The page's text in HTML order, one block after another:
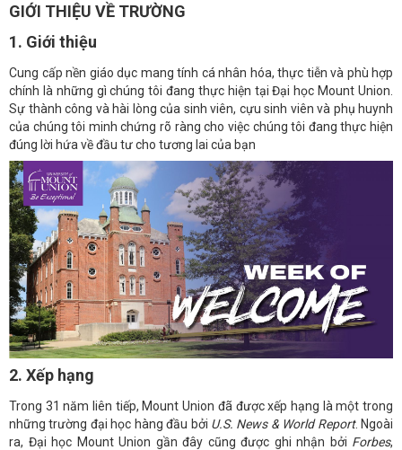
GIỚI THIỆU VỀ TRƯỜNG
1. Giới thiệu
Cung cấp nền giáo dục mang tính cá nhân hóa, thực tiễn và phù hợp
chính là những gì chúng tôi đang thực hiện tại Đại học Mount Union.
Sự thành công và hài lòng của sinh viên, cựu sinh viên và phụ huynh
của chúng tôi minh chứng rõ ràng cho việc chúng tôi đang thực hiện
đúng lời hứa về đầu tư cho tương lai của bạn
2. Xếp hạng
Trong 31 năm liên tiếp, Mount Union đã được xếp hạng là một trong
những trường đại học hàng đầu bởi U.S. News & World Report. Ngoài
ra, Đại học Mount Union gần đây cũng được ghi nhận bởi Forbes,